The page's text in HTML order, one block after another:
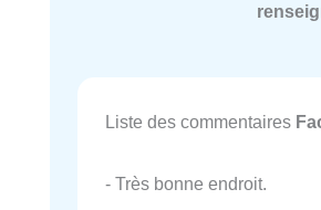
Liste des commentaires
- Très bonne endroit.